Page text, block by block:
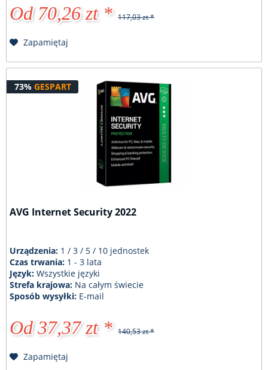
Od 70,26 zt * 117,03 zt *
Zapamiętaj
73% GESPART
AVG Internet Security 2022
Urządzenia: 1 / 3 / 5 / 10 jednostek
Czas trwania: 1 - 3 lata
Język:Wszystkie języki
Strefa krajowa: Na całym świecie
Sposób wysyłki: E-mail
Od 37,37 zt * 140,53 zt *
Zapamiętaj